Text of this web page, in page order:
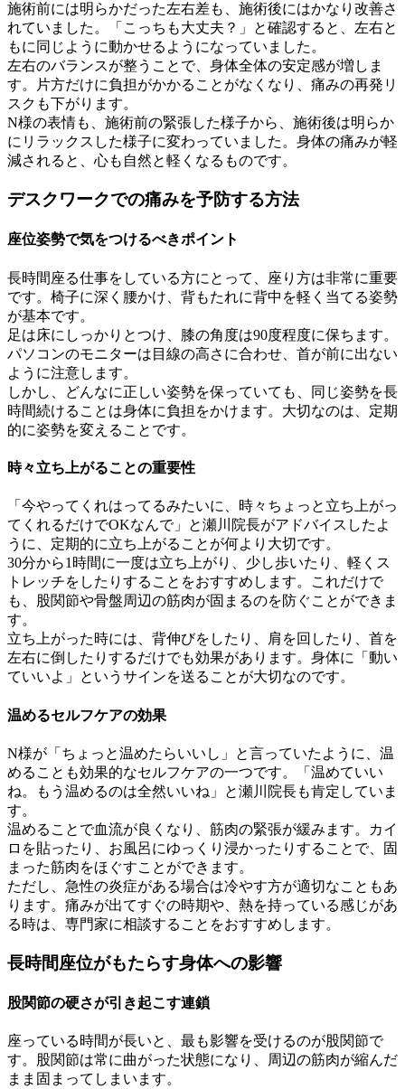
施術前には明らかだった左右差も、施術後にはかなり改善さ
れていました。「こっちも大丈夫？」と確認すると、左右と
もに同じように動かせるようになっていました。
左右のバランスが整うことで、身体全体の安定感が増しま
す。片方だけに負担がかかることがなくなり、痛みの再発リ
スクも下がります。
N様の表情も、施術前の緊張した様子から、施術後は明らか
にリラックスした様子に変わっていました。身体の痛みが軽
減されると、心も自然と軽くなるものです。
デスクワークでの痛みを予防する方法
座位姿勢で気をつけるべきポイント
長時間座る仕事をしている方にとって、座り方は非常に重要
です。椅子に深く腰かけ、背もたれに背中を軽く当てる姿勢
が基本です。
足は床にしっかりとつけ、膝の角度は90度程度に保ちます。
パソコンのモニターは目線の高さに合わせ、首が前に出ない
ように注意します。
しかし、どんなに正しい姿勢を保っていても、同じ姿勢を長
時間続けることは身体に負担をかけます。大切なのは、定期
的に姿勢を変えることです。
時々立ち上がることの重要性
「今やってくれはってるみたいに、時々ちょっと立ち上がっ
てくれるだけでOKなんで」と瀬川院長がアドバイスしたよ
うに、定期的に立ち上がることが何より大切です。
30分から1時間に一度は立ち上がり、少し歩いたり、軽くス
トレッチをしたりすることをおすすめします。これだけで
も、股関節や骨盤周辺の筋肉が固まるのを防ぐことができま
す。
立ち上がった時には、背伸びをしたり、肩を回したり、首を
左右に倒したりするだけでも効果があります。身体に「動い
ていいよ」というサインを送ることが大切なのです。
温めるセルフケアの効果
N様が「ちょっと温めたらいいし」と言っていたように、温
めることも効果的なセルフケアの一つです。「温めていい
ね。もう温めるのは全然いいね」と瀬川院長も肯定していま
す。
温めることで血流が良くなり、筋肉の緊張が緩みます。カイ
ロを貼ったり、お風呂にゆっくり浸かったりすることで、固
まった筋肉をほぐすことができます。
ただし、急性の炎症がある場合は冷やす方が適切なこともあ
ります。痛みが出てすぐの時期や、熱を持っている感じがあ
る時は、専門家に相談することをおすすめします。
長時間座位がもたらす身体への影響
股関節の硬さが引き起こす連鎖
座っている時間が長いと、最も影響を受けるのが股関節で
す。股関節は常に曲がった状態になり、周辺の筋肉が縮んだ
まま固まってしまいます。